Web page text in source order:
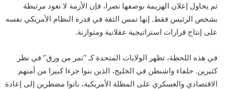
ثم يحاول إعلان الهزيمة بوصفها نصرا، فإن الأزمة لا تعود مرتبطة
بشخص الرئيس فقط. إنها تمس الثقة في قدرة النظام الأمريكي نفسه
على إنتاج قرارات استراتيجية عقلانية ومتوازنة.
في هذه اللحظة، تظهر الولايات المتحدة كـ “نمر من ورق” في نظر
كثيرين. حلفاء واشنطن في الخليج، الذين بنوا جزءا كبيرا من أمنهم
الاقتصادي والعسكري على المظلة الأمريكية، باتوا مضطرين إلى إعادة